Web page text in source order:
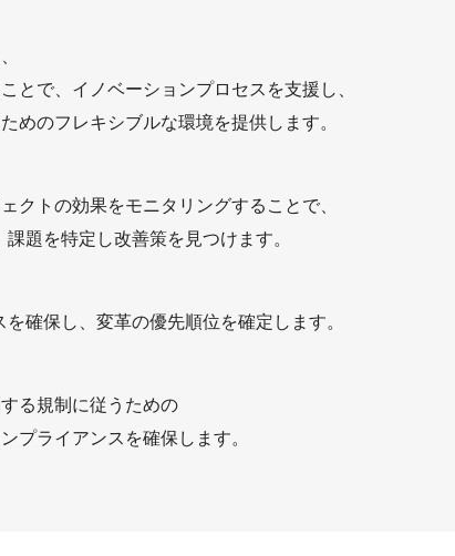
とで、イノベーションプロセスを支援し、
めのフレキシブルな環境を提供します。
クトの効果をモニタリングすることで、
題を特定し改善策を見つけます。
確保し、変革の優先順位を確定します。
る規制に従うための
プライアンスを確保します。